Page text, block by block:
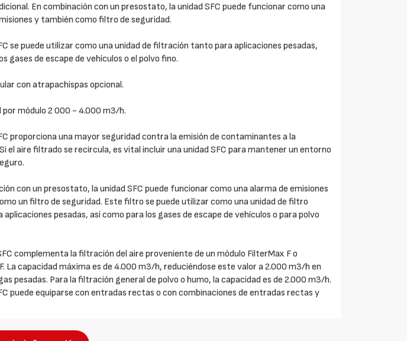
En combinación con un presostato, la unidad SFC puede funcionar como una
y también como filtro de seguridad.
se puede utilizar como una unidad de filtración tanto para aplicaciones pesadas,
gases de escape de vehículos o el polvo fino.
con atrapachispas opcional.
por módulo 2 000 - 4.000 m3/h.
proporciona una mayor seguridad contra la emisión de contaminantes a la
el aire filtrado se recircula, es vital incluir una unidad SFC para mantener un entorno
con un presostato, la unidad SFC puede funcionar como una alarma de emisiones
un filtro de seguridad. Este filtro se puede utilizar como una unidad de filtro
aplicaciones pesadas, así como para los gases de escape de vehículos o para polvo
complementa la filtración del aire proveniente de un módulo FilterMax F o
La capacidad máxima es de 4.000 m3/h, reduciéndose este valor a 2.000 m3/h en
pesadas. Para la filtración general de polvo o humo, la capacidad es de 2.000 m3/h.
puede equiparse con entradas rectas o con combinaciones de entradas rectas y